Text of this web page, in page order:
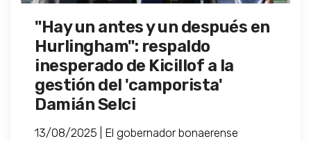
"Hay un antes y un después en
Hurlingham": respaldo
inesperado de Kicillof a la
gestión del 'camporista'
Damián Selci
13/08/2025 | El gobernador bonaerense